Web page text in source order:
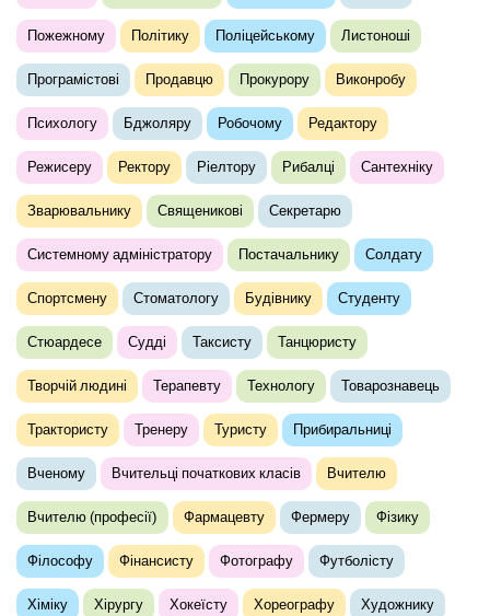
Пожежному Політику Поліцейському Листоноші
Програмістові Продавцю Прокурору Виконробу
Психологу Бджоляру Робочому Редактору
Режисеру Ректору Ріелтору Рибалці Сантехніку
Зварювальнику Священикові Секретарю
Системному адміністратору Постачальнику Солдату
Спортсмену Стоматологу Будівнику Студенту
Стюардесе Судді Таксисту Танцюристу
Творчій людині Терапевту Технологу Товарознавець
Трактористу Тренеру Туристу Прибиральниці
Вченому Вчительці початкових класів Вчителю
Вчителю (професії) Фармацевту Фермеру Фізику
Філософу Фінансисту Фотографу Футболісту
Хіміку Хірургу Хокеїсту Хореографу Художнику